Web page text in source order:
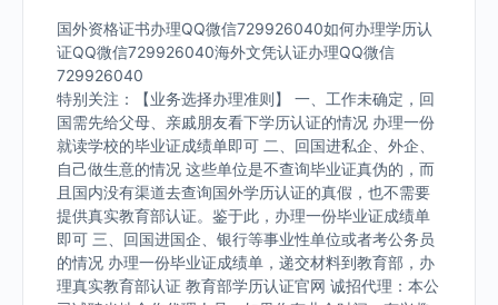
国外资格证书办理QQ微信729926040如何办理学历认
证QQ微信729926040海外文凭认证办理QQ微信
729926040
特别关注：【业务选择办理准则】 一、工作未确定，回
国需先给父母、亲戚朋友看下学历认证的情况 办理一份
就读学校的毕业证成绩单即可 二、回国进私企、外企、
自己做生意的情况 这些单位是不查询毕业证真伪的，而
且国内没有渠道去查询国外学历认证的真假，也不需要
提供真实教育部认证。鉴于此，办理一份毕业证成绩单
即可 三、回国进国企、银行等事业性单位或者考公务员
的情况 办理一份毕业证成绩单，递交材料到教育部，办
理真实教育部认证 教育部学历认证官网 诚招代理：本公